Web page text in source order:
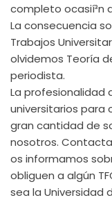
completo ocasií³n
La consecuencia
Trabajos
olvidemos Teoría
periodista.
La profesionalidad
universitarios para
gran cantidad de
nosotros.
os informamos
obliguen a algún
sea la Universidad